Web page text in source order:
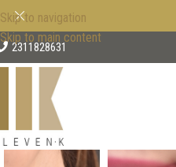
Skip to navigation
Skip to main content
2311828631